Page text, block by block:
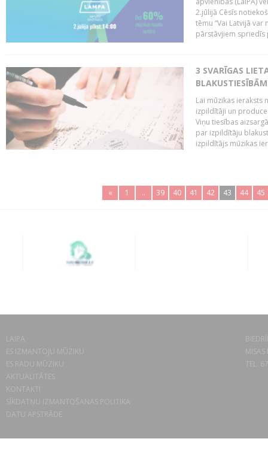
2.jūlijā Cēsīs
tēmu “Vai Latvijā
pārstāvjiem spriedīs
3 SVARĪGAS
BLAKUSTIESĪBĀM
Lai mūzikas ieraksts
izpildītāji un
Viņu tiesības
par izpildītāju
izpildītājs mūzikas
« 1 .. 39 40 41 42 43 44 45
LAIPA
ES IZMANTOJU MŪZIKU
ES RADU MŪZIKU
AKTUALITĀTES
KONTAKTI
SĪKDATŅU IZMANTOŠANAS POLITIKA
DATU APSTRĀDE
TEL.